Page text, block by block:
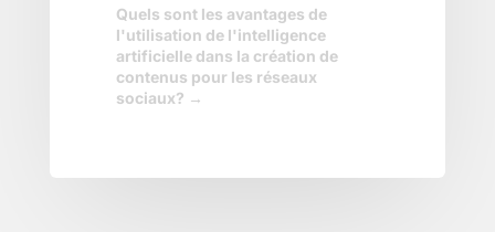
Quels sont les avantages de
l'utilisation de l'intelligence
artificielle dans la création de
contenus pour les réseaux
sociaux? →